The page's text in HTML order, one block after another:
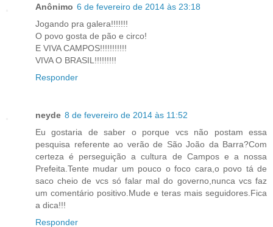
Anônimo 6 de fevereiro de 2014 às 23:18
Jogando pra galera!!!!!!!
O povo gosta de pão e circo!
E VIVA CAMPOS!!!!!!!!!!!
VIVA O BRASIL!!!!!!!!!
Responder
neyde 8 de fevereiro de 2014 às 11:52
Eu gostaria de saber o porque vcs não postam essa
pesquisa referente ao verão de São João da Barra?Com
certeza é perseguição a cultura de Campos e a nossa
Prefeita.Tente mudar um pouco o foco cara,o povo tá de
saco cheio de vcs só falar mal do governo,nunca vcs faz
um comentário positivo.Mude e teras mais seguidores.Fica
a dica!!!
Responder